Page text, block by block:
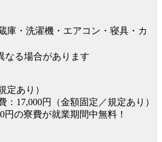
庫・洗濯機・エアコン・寝具・カ
なる場合があります
定あり）
：17,000円（金額固定／規定あり）
円の寮費が就業期間中無料！